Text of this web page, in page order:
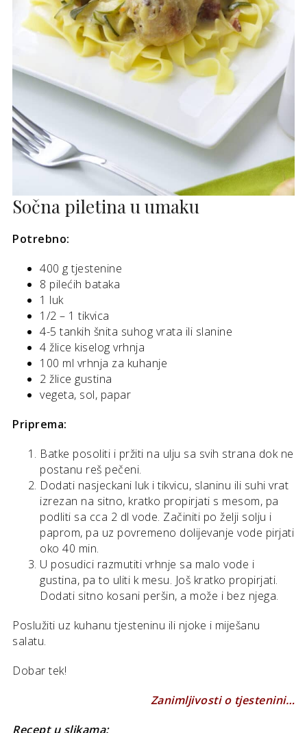
Sočna piletina u umaku
Potrebno:
400 g tjestenine
8 pilećih bataka
1 luk
1/2 – 1 tikvica
4-5 tankih šnita suhog vrata ili slanine
4 žlice kiselog vrhnja
100 ml vrhnja za kuhanje
2 žlice gustina
vegeta, sol, papar
Priprema:
Batke posoliti i pržiti na ulju sa svih strana dok ne
postanu reš pečeni.
Dodati nasjeckani luk i tikvicu, slaninu ili suhi vrat
izrezan na sitno, kratko propirjati s mesom, pa
podliti sa cca 2 dl vode. Začiniti po želji solju i
paprom, pa uz povremeno dolijevanje vode pirjati
oko 40 min.
U posudici razmutiti vrhnje sa malo vode i
gustina, pa to uliti k mesu. Još kratko propirjati.
Dodati sitno kosani peršin, a može i bez njega.
Poslužiti uz kuhanu tjesteninu ili njoke i miješanu
salatu.
Dobar tek!
Zanimljivosti o tjestenini…
Recept u slikama: